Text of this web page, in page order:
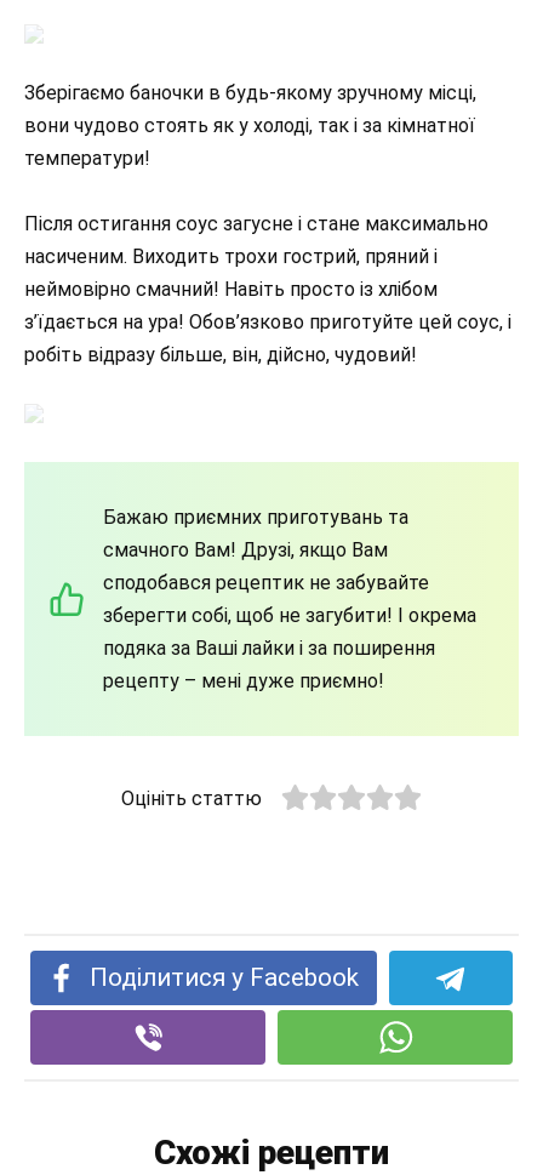
Зберігаємо баночки в будь-якому зручному місці,
вони чудово стоять як у холоді, так і за кімнатної
температури!
Після остигання соус загусне і стане максимально
насиченим. Виходить трохи гострий, пряний і
неймовірно смачний! Навіть просто із хлібом
з’їдається на ура! Обов’язково приготуйте цей соус, і
робіть відразу більше, він, дійсно, чудовий!
Бажаю приємних приготувань та
смачного Вам! Друзі, якщо Вам
сподобався рецептик не забувайте
зберегти собі, щоб не загубити! І окрема
подяка за Ваші лайки і за поширення
рецепту – мені дуже приємно!
Оцініть статтю
Поділитися у Facebook
Схожі рецепти